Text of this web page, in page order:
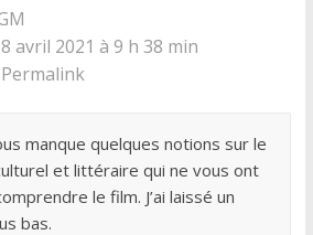
8 avril 2021 à 9 h 38 min
Permalink
manque quelques notions sur le
et littéraire qui ne vous ont
le film. J’ai laissé un
bas.